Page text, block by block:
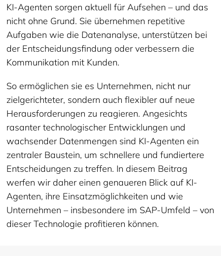
KI-Agenten sorgen aktuell für Aufsehen – und das
nicht ohne Grund. Sie übernehmen repetitive
Aufgaben wie die Datenanalyse, unterstützen bei
der Entscheidungsfindung oder verbessern die
Kommunikation mit Kunden.
So ermöglichen sie es Unternehmen, nicht nur
zielgerichteter, sondern auch flexibler auf neue
Herausforderungen zu reagieren. Angesichts
rasanter technologischer Entwicklungen und
wachsender Datenmengen sind KI-Agenten ein
zentraler Baustein, um schnellere und fundiertere
Entscheidungen zu treffen. In diesem Beitrag
werfen wir daher einen genaueren Blick auf KI-
Agenten, ihre Einsatzmöglichkeiten und wie
Unternehmen – insbesondere im SAP-Umfeld – von
dieser Technologie profitieren können.